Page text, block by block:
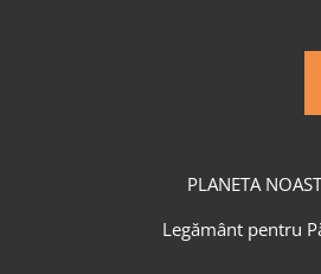
PLANETA
Legământ pentru